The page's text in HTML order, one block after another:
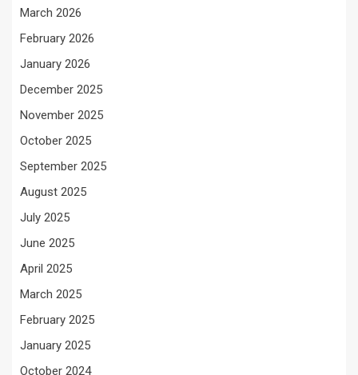
March 2026
February 2026
January 2026
December 2025
November 2025
October 2025
September 2025
August 2025
July 2025
June 2025
April 2025
March 2025
February 2025
January 2025
October 2024